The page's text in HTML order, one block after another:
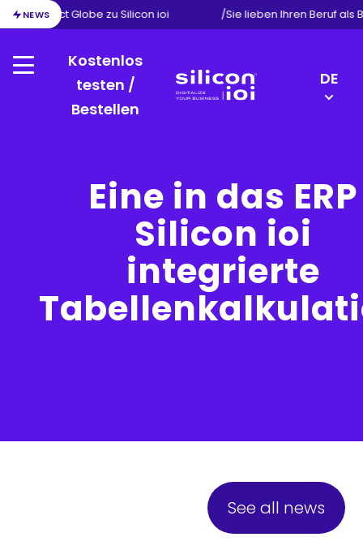
NEWS
von Exact Globe zu Silicon ioi /Sie lieben Ihren Beruf als
Menu
Kostenlos
testen /
Bestellen
DE
Eine in das ERP
Silicon ioi
integrierte
See all news